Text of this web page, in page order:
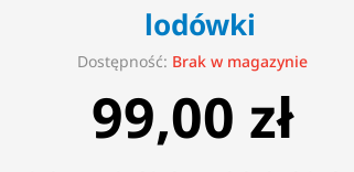
lodówki
Dostępność: Brak w magazynie
99,00 zł